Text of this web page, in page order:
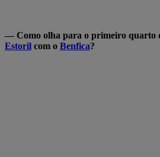
— Como olha para o primeiro quarto
Estoril com o Benfica?